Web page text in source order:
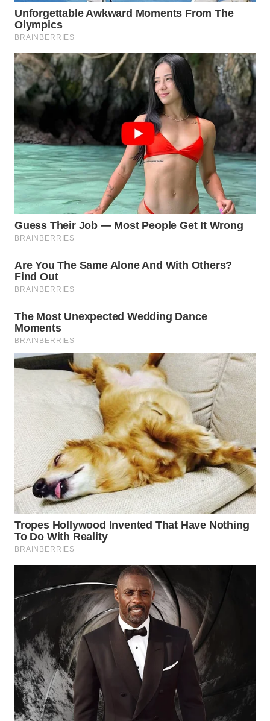
BOGOR
WN
DEPOK
WN
TAPANULI
UTARA
WN
SAMOSIR
WN
PADANG
LAWAS
WN
WN
WN
KEPULAUAN
SERIBU
TANGERANG
WN
BINJAI
WN
CIREBON
WN
INDRAMAYU
MAJALENGKA
WN
SUBANG
WN
SUKABUMI